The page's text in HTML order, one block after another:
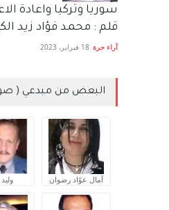
سوريا وتركيا واعادة
قلم : محمد فؤاد زيد
آراء حرة 18 فبراير، 2023
البعض من مبدعي (
آمال عوّاد رضوان